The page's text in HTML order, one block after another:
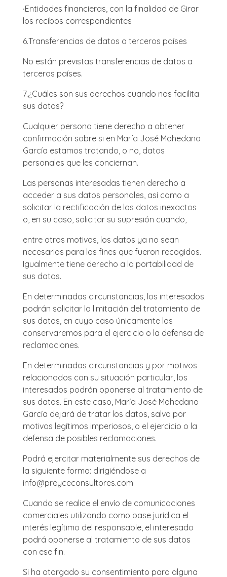
∙Entidades financieras, con la finalidad de Girar
los recibos correspondientes
6.Transferencias de datos a terceros países
No están previstas transferencias de datos a
terceros países.
7.¿Cuáles son sus derechos cuando nos facilita
sus datos?
Cualquier persona tiene derecho a obtener
confirmación sobre si en María José Mohedano
García estamos tratando, o no, datos
personales que les conciernan.
Las personas interesadas tienen derecho a
acceder a sus datos personales, así como a
solicitar la rectificación de los datos inexactos
o, en su caso, solicitar su supresión cuando,
entre otros motivos, los datos ya no sean
necesarios para los fines que fueron recogidos.
Igualmente tiene derecho a la portabilidad de
sus datos.
En determinadas circunstancias, los interesados
podrán solicitar la limitación del tratamiento de
sus datos, en cuyo caso únicamente los
conservaremos para el ejercicio o la defensa de
reclamaciones.
En determinadas circunstancias y por motivos
relacionados con su situación particular, los
interesados podrán oponerse al tratamiento de
sus datos. En este caso, María José Mohedano
García dejará de tratar los datos, salvo por
motivos legítimos imperiosos, o el ejercicio o la
defensa de posibles reclamaciones.
Podrá ejercitar materialmente sus derechos de
la siguiente forma: dirigiéndose a
info@preyceconsultores.com
Cuando se realice el envío de comunicaciones
comerciales utilizando como base jurídica el
interés legítimo del responsable, el interesado
podrá oponerse al tratamiento de sus datos
con ese fin.
Si ha otorgado su consentimiento para alguna